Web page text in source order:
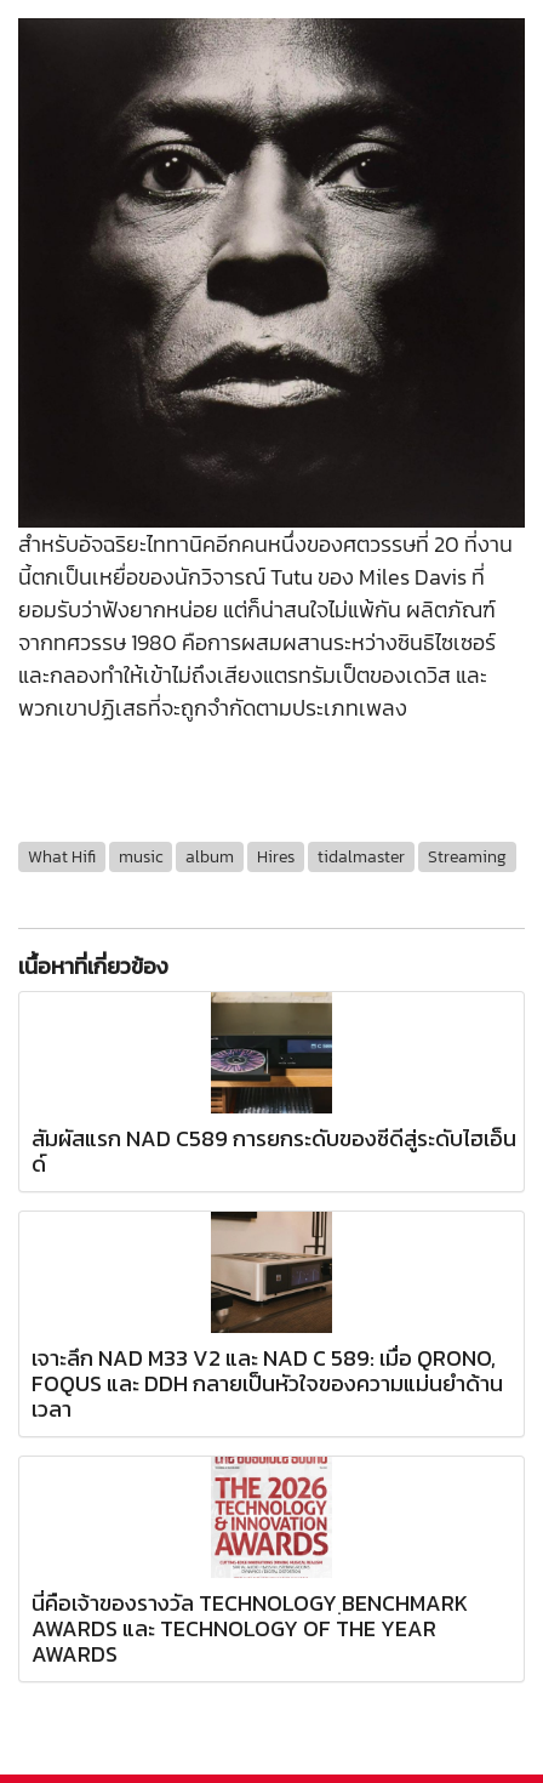
สำหรับอัจฉริยะไททานิคอีกคนหนึ่งของศตวรรษที่ 20 ที่งาน
นี้ตกเป็นเหยื่อของนักวิจารณ์ Tutu ของ Miles Davis ที่
ยอมรับว่าฟังยากหน่อย แต่ก็น่าสนใจไม่แพ้กัน ผลิตภัณฑ์
จากทศวรรษ 1980 คือการผสมผสานระหว่างซินธิไซเซอร์
และกลองทำให้เข้าไม่ถึงเสียงแตรทรัมเป็ตของเดวิส และ
พวกเขาปฏิเสธที่จะถูกจำกัดตามประเภทเพลง
What Hifi music album Hires tidalmaster Streaming
เนื้อหาที่เกี่ยวข้อง
สัมผัสแรก NAD C589 การยกระดับของซีดีสู่ระดับไฮเอ็น
ด์
เจาะลึก NAD M33 V2 และ NAD C 589: เมื่อ QRONO,
FOQUS และ DDH กลายเป็นหัวใจของความแม่นยำด้าน
เวลา
นี่คือเจ้าของรางวัล TECHNOLOGY ฺBENCHMARK
AWARDS และ TECHNOLOGY OF THE YEAR
AWARDS